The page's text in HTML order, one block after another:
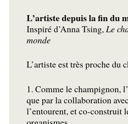
L’artiste depuis la fin du
Inspiré d’Anna Tsing,Le
monde
L’artiste est très proche du
1. Comme le champignon,
que par la collaboration
l’entourent, et co-construit